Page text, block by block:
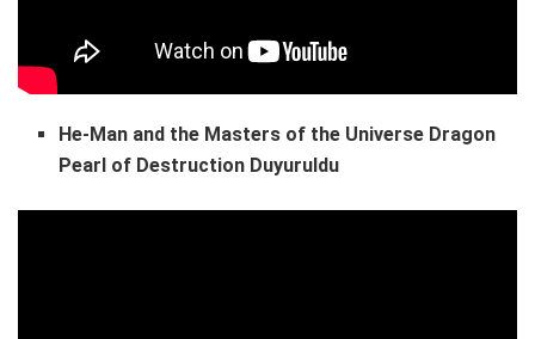
He-Man and the Masters of the Universe Dragon
Pearl of Destruction Duyuruldu